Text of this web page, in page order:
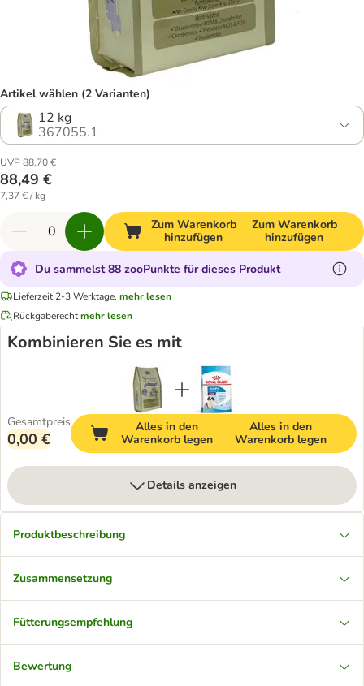
Artikel wählen (2 Varianten)
12 kg
367055.1
UVP 88,70 €
88,49 €
7,37 € / kg
Zum Warenkorb
hinzufügen
Zum Warenkorb
hinzufügen
Du sammelst 88 zooPunkte für dieses Produkt
Lieferzeit 2-3 Werktage. mehr lesen
Rückgaberechtmehr lesen
Kombinieren Sie es mit
Gesamtpreis
0,00 €
Alles in den
Warenkorb legen
Alles in den
Warenkorb legen
Details anzeigen
Produktbeschreibung
Zusammensetzung
Fütterungsempfehlung
Bewertung